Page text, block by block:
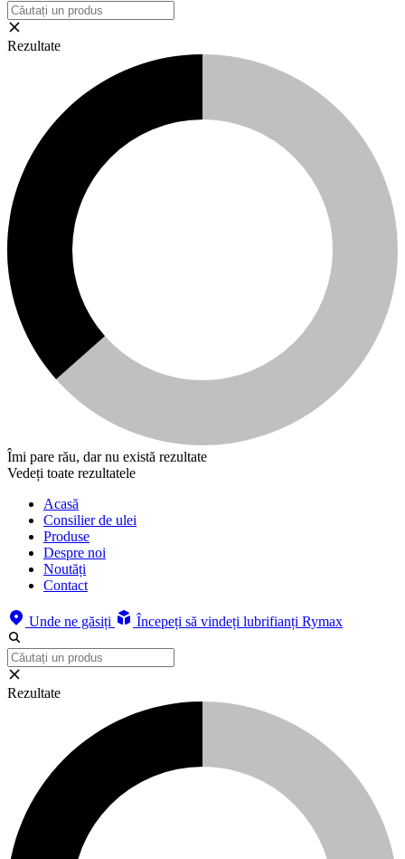
Rezultate
Îmi pare rău, dar nu există rezultate
Vedeți toate rezultatele
Acasă
Consilier de ulei
Produse
Despre noi
Noutăți
Contact
Unde ne găsiți Începeți să vindeți lubrifianți Rymax
Rezultate